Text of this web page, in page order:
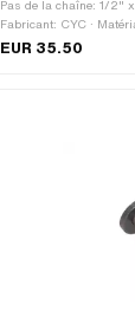
Pas de la chaîne: 1/2" x
Fabricant: CYC ·
Nombre de maillons:
EUR 35.50